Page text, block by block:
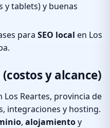
y tablets) y buenas
para SEO local en Los
y alcance)
Los Reartes, provincia de
integraciones y hosting.
, alojamientoy